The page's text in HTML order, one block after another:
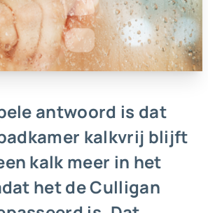
antwoord is dat
kalkvrij blijft
kalk meer in het
het de Culligan